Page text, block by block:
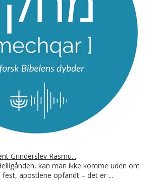
Grinderslev Rasmu...
kan man ikke komme uden om
fest, apostlene opfandt – det er ...